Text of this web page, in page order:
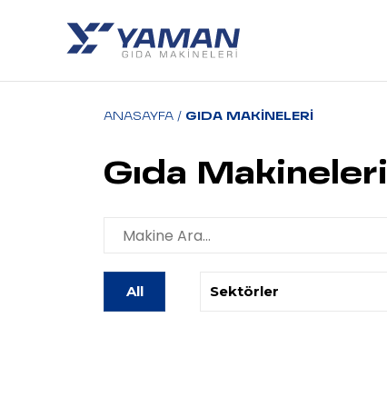
ANASAYFA / GIDA MAKINELERI
Gıda Makineleri
All Sektörler